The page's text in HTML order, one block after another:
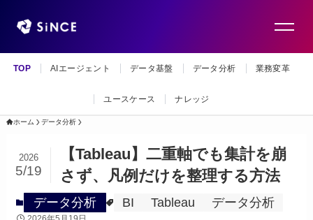
TOP AIエージェント データ基盤 データ分析 業務変革
ユースケース ナレッジ
ホーム データ分析
【Tableau】二重軸でも集計を崩
さず、凡例だけを整理する方法
2026
5/19
データ分析 BI Tableau データ分析